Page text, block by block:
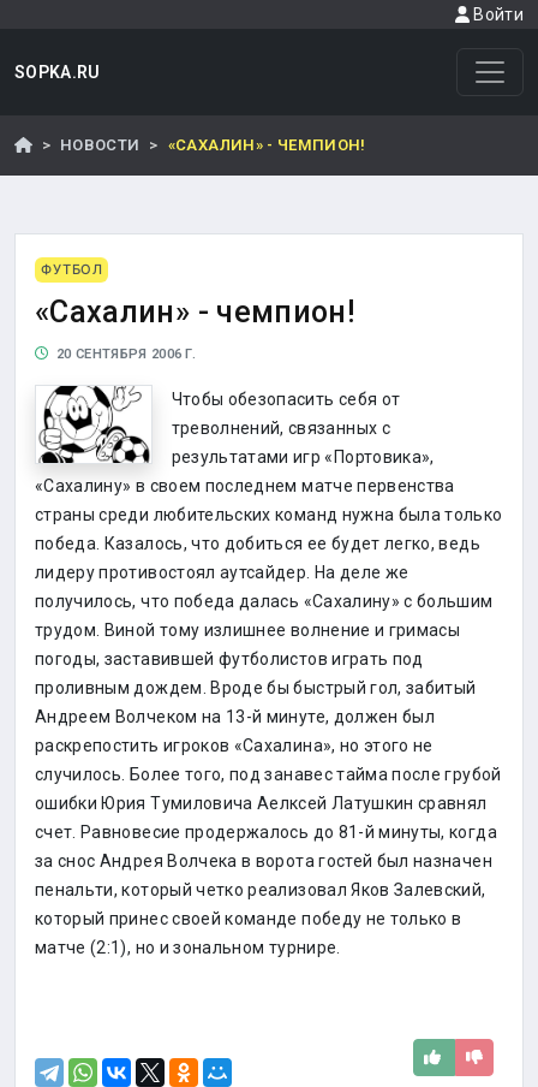
Войти
SOPKA.RU
НОВОСТИ «САХАЛИН» - ЧЕМПИОН!
ФУТБОЛ
«Сахалин» - чемпион!
20 СЕНТЯБРЯ 2006 Г.
Чтобы обезопасить себя от
треволнений, связанных с
результатами игр «Портовика»,
«Сахалину» в своем последнем матче первенства
страны среди любительских команд нужна была только
победа. Казалось, что добиться ее будет легко, ведь
лидеру противостоял аутсайдер. На деле же
получилось, что победа далась «Сахалину» с большим
трудом. Виной тому излишнее волнение и гримасы
погоды, заставившей футболистов играть под
проливным дождем. Вроде бы быстрый гол, забитый
Андреем Волчеком на 13-й минуте, должен был
раскрепостить игроков «Сахалина», но этого не
случилось. Более того, под занавес тайма после грубой
ошибки Юрия Тумиловича Аелксей Латушкин сравнял
счет. Равновесие продержалось до 81-й минуты, когда
за снос Андрея Волчека в ворота гостей был назначен
пенальти, который четко реализовал Яков Залевский,
который принес своей команде победу не только в
матче (2:1), но и зональном турнире.